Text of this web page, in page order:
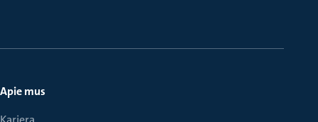
Apie mus